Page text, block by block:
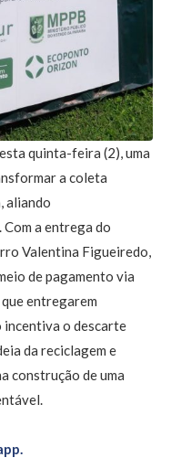
quinta-feira (2), uma
a coleta
aliando
a entrega do
Valentina Figueiredo,
de pagamento via
entregarem
incentiva o descarte
da reciclagem e
construção de uma